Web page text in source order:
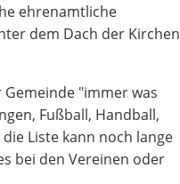
ehrenamtliche
dem Dach der Kirchen
"immer was
Fußball, Handball,
Liste kann noch lange
bei den Vereinen oder